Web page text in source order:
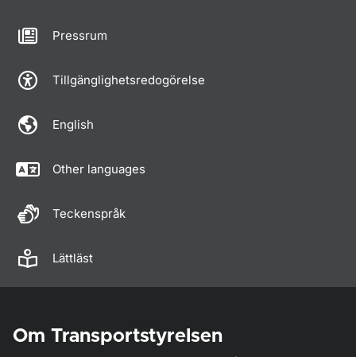
Pressrum
Tillgänglighetsredogörelse
English
Other languages
Teckenspråk
Lättläst
Om Transportstyrelsen